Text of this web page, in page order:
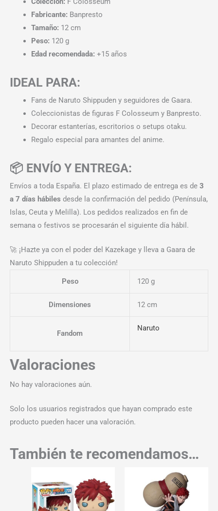
Fabricante: Banpresto
Tamaño: 12 cm
Peso: 120 g
Edad recomendada: +15 años
IDEAL PARA:
Fans de Naruto Shippuden y seguidores de Gaara.
Coleccionistas de figuras F Colosseum y Banpresto.
Decorar estanterías, escritorios o setups otaku.
Regalo especial para amantes del anime.
📦 ENVÍO Y ENTREGA:
Envíos a toda España. El plazo estimado de entrega es de 3
a 7 días hábiles desde la confirmación del pedido (Península,
Islas, Ceuta y Melilla). Los pedidos realizados en fin de
semana o festivos se procesarán el siguiente día hábil.
🚀 ¡Hazte ya con el poder del Kazekage y lleva a Gaara de
Naruto Shippuden a tu colección!
Peso 120 g
Dimensiones 12 cm
Fandom
Naruto
Valoraciones
No hay valoraciones aún.
Solo los usuarios registrados que hayan comprado este
producto pueden hacer una valoración.
También te recomendamos…